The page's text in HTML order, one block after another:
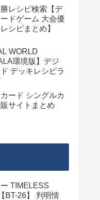
レシピ検索【デ
ドゲーム 大会優
シピまとめ】
WORLD
環境版】デジ
デッキレシピラ
ード シングルカ
サイトまとめ
TIMELESS
BT-26】 判明情